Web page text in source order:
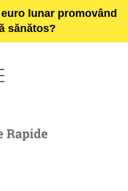
lunar promovând
sănătos?